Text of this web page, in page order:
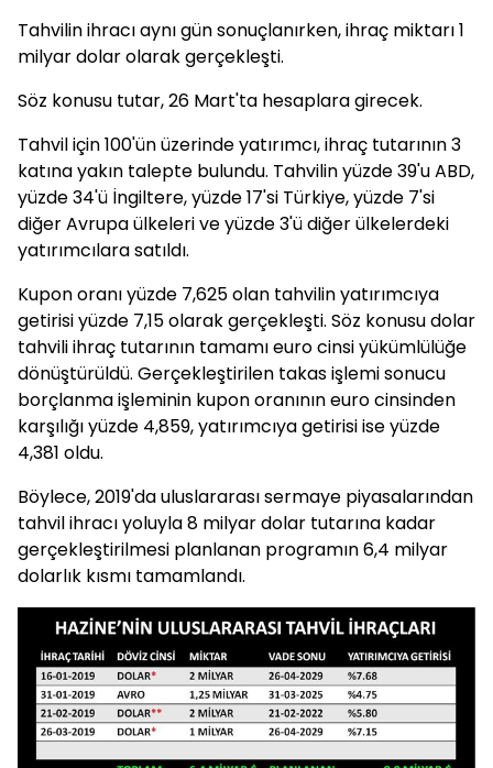
Tahvilin ihracı aynı gün sonuçlanırken, ihraç miktarı 1
milyar dolar olarak gerçekleşti.
Söz konusu tutar, 26 Mart'ta hesaplara girecek.
Tahvil için 100'ün üzerinde yatırımcı, ihraç tutarının 3
katına yakın talepte bulundu. Tahvilin yüzde 39'u ABD,
yüzde 34'ü İngiltere, yüzde 17'si Türkiye, yüzde 7'si
diğer Avrupa ülkeleri ve yüzde 3'ü diğer ülkelerdeki
yatırımcılara satıldı.
Kupon oranı yüzde 7,625 olan tahvilin yatırımcıya
getirisi yüzde 7,15 olarak gerçekleşti. Söz konusu dolar
tahvili ihraç tutarının tamamı euro cinsi yükümlülüğe
dönüştürüldü. Gerçekleştirilen takas işlemi sonucu
borçlanma işleminin kupon oranının euro cinsinden
karşılığı yüzde 4,859, yatırımcıya getirisi ise yüzde
4,381 oldu.
Böylece, 2019'da uluslararası sermaye piyasalarından
tahvil ihracı yoluyla 8 milyar dolar tutarına kadar
gerçekleştirilmesi planlanan programın 6,4 milyar
dolarlık kısmı tamamlandı.